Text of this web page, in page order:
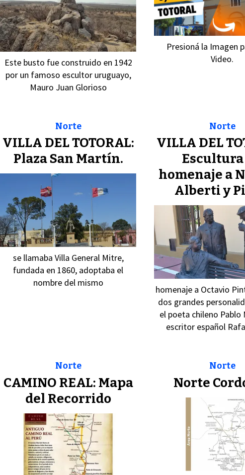
Este busto fue construido en 1942
por un famoso escultor uruguayo,
Mauro Juan Glorioso
Presioná la Imagen
Video.
VILLA DEL TOTORAL:
Plaza San Martín.
Norte
se llamaba Villa General Mitre,
fundada en 1860, adoptaba el
nombre del mismo
VILLA DEL
homenaje a
Alberti y
Norte
homenaje a Octavio
dos grandes
el poeta chileno Pablo
escritor español
CAMINO REAL: Mapa
del Recorrido
Norte
Norte
Norte